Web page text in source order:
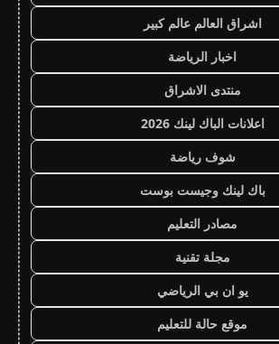
اشراق العالم عالم كبير
اخبار الرياضة
منتدى الاشراق
اعلانات الباك لينك 2026
شوف رياضة
باك لينك وجيست بوست
مصادر التعليم
مجلة تقنية
يو ان بي الرياضي
موقع حالة للتعليم